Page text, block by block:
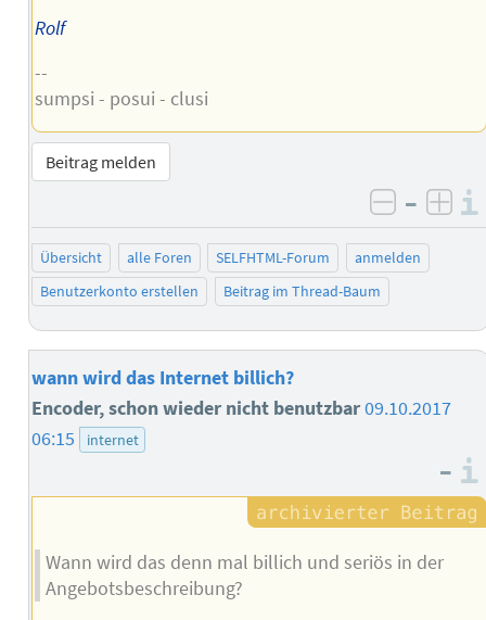
Rolf
--
sumpsi - posui - clusi
Beitrag melden
negativ
–
Übersicht alle Foren SELFHTML-Forum
anmelden
Benutzerkonto erstellen
Beitrag im Thread-Baum
wann wird das Internet billich?
Encoder, schon wieder nicht benutzbar09.10.2017
06:15
internet
–
Wann wird das denn mal billich und seriös in der
Angebotsbeschreibung?